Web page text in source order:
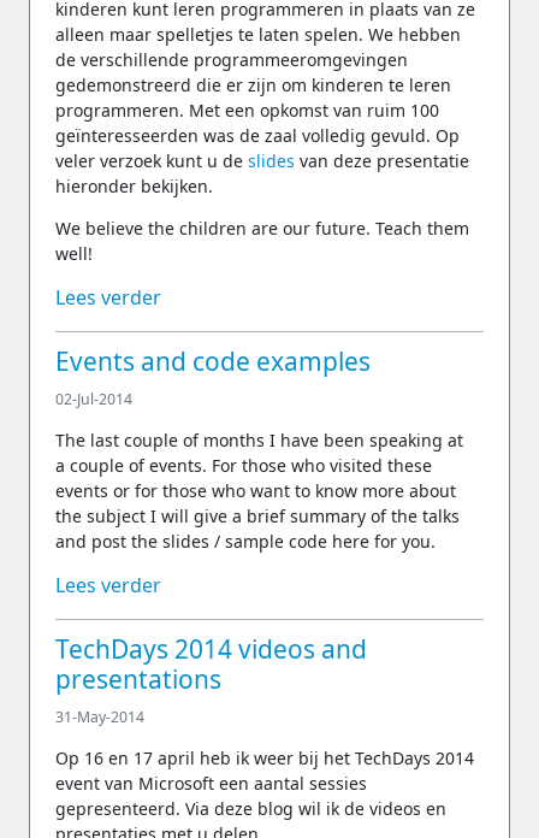
kinderen kunt leren programmeren in plaats van ze
alleen maar spelletjes te laten spelen. We hebben
de verschillende programmeeromgevingen
gedemonstreerd die er zijn om kinderen te leren
programmeren. Met een opkomst van ruim 100
geïnteresseerden was de zaal volledig gevuld. Op
veler verzoek kunt u de slides van deze presentatie
hieronder bekijken.
We believe the children are our future. Teach them
well!
Lees verder
Events and code examples
02-Jul-2014
The last couple of months I have been speaking at
a couple of events. For those who visited these
events or for those who want to know more about
the subject I will give a brief summary of the talks
and post the slides / sample code here for you.
Lees verder
TechDays 2014 videos and
presentations
31-May-2014
Op 16 en 17 april heb ik weer bij het TechDays 2014
event van Microsoft een aantal sessies
gepresenteerd. Via deze blog wil ik de videos en